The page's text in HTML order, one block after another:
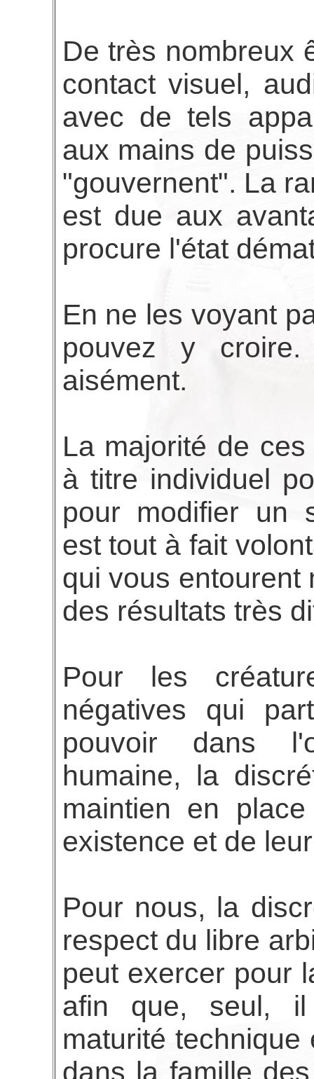
De très nombreux
contact visuel,
avec de tels
aux mains de
"gouvernent". La
est due aux
procure l'état
En ne les voyant
pouvez y
aisément.
La majorité de
à titre individuel
pour modifier un
est tout à fait
qui vous entourent
des résultats très
Pour les
négatives qui
pouvoir dans
humaine, la
maintien en
existence et de
Pour nous, la
respect du libre
peut exercer pour
afin que, seul,
maturité
dans la famille